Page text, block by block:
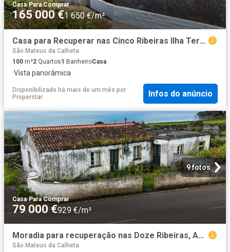
Casa·Para Comprar
165 000 €1 650 €/m²
Casa para Recuperar nas Cinco Ribeiras Ilha Terceira
São Mateus da Calheta
100 m²2 Quartos1 BanheiroCasa
·Vista panorâmica
Disponibilizado há mais de um mês por
Properstar
Infos do anúncio
9 fotos
Casa·Para Comprar
79 000 €929 €/m²
Moradia para recuperação nas Doze Ribeiras, Angra do Heroísmo
São Mateus da Calheta